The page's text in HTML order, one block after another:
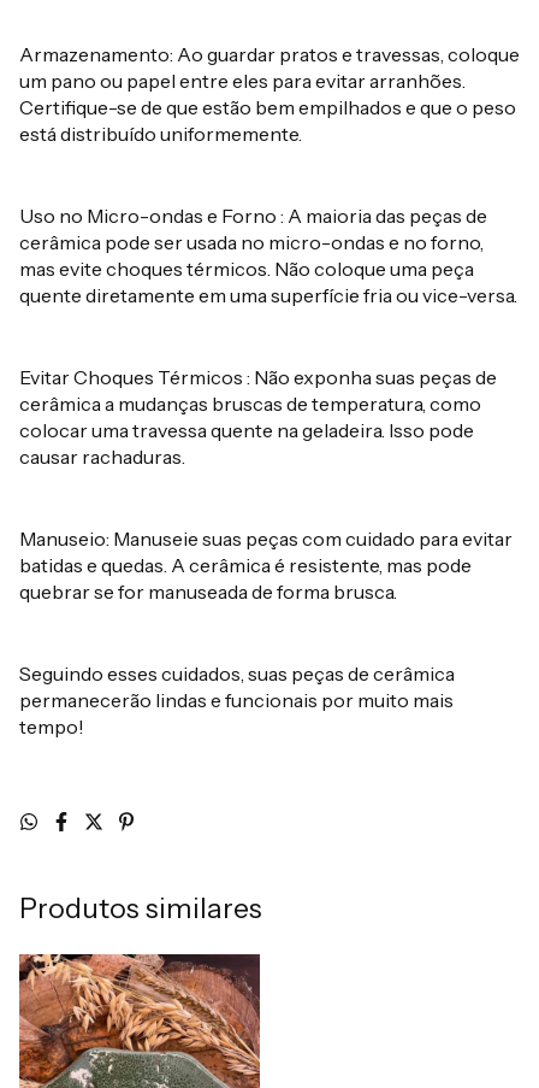
Armazenamento: Ao guardar pratos e travessas, coloque
um pano ou papel entre eles para evitar arranhões.
Certifique-se de que estão bem empilhados e que o peso
está distribuído uniformemente.
Uso no Micro-ondas e Forno : A maioria das peças de
cerâmica pode ser usada no micro-ondas e no forno,
mas evite choques térmicos. Não coloque uma peça
quente diretamente em uma superfície fria ou vice-versa.
Evitar Choques Térmicos : Não exponha suas peças de
cerâmica a mudanças bruscas de temperatura, como
colocar uma travessa quente na geladeira. Isso pode
causar rachaduras.
Manuseio: Manuseie suas peças com cuidado para evitar
batidas e quedas. A cerâmica é resistente, mas pode
quebrar se for manuseada de forma brusca.
Seguindo esses cuidados, suas peças de cerâmica
permanecerão lindas e funcionais por muito mais
tempo!
Produtos similares